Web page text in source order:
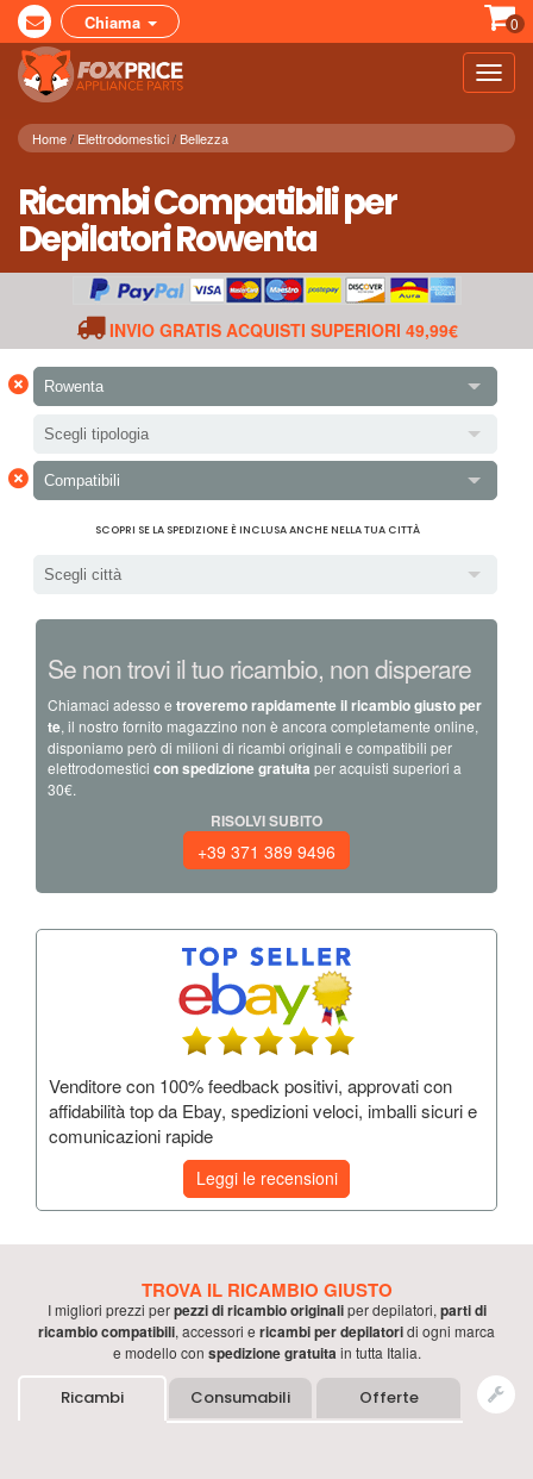
Chiama 0
Home Elettrodomestici Bellezza
Ricambi Compatibili per
Depilatori Rowenta
INVIO GRATIS ACQUISTI SUPERIORI 49,99€
× Rowenta
Scegli tipologia
× Compatibili
SCOPRI SE LA SPEDIZIONE È INCLUSA ANCHE NELLA TUA CITTÀ
Scegli città
Se non trovi il tuo ricambio, non disperare
Chiamaci adesso e troveremo rapidamente il ricambio giusto per
te, il nostro fornito magazzino non è ancora completamente online,
disponiamo però di milioni di ricambi originali e compatibili per
elettrodomestici con spedizione gratuita per acquisti superiori a
30€.
RISOLVI SUBITO
+39 371 389 9496
Venditore con 100% feedback positivi, approvati con
affidabilità top da Ebay, spedizioni veloci, imballi sicuri e
comunicazioni rapide
Leggi le recensioni
TROVA IL RICAMBIO GIUSTO
I migliori prezzi perpezzi di ricambio originaliperdepilatori, parti di
ricambio compatibili, accessori e ricambi perdepilatoridi ogni marca
e modello con spedizione gratuita in tutta Italia.
Ricambi Consumabili Offerte